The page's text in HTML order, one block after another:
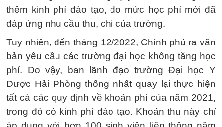
thêm kinh phí đào tạo, do mức học phí mới đã
đáp ứng nhu cầu thu, chi của trường.
Tuy nhiên, đến tháng 12/2022, Chính phủ ra văn
bản yêu cầu các trường đại học không tăng học
phí. Do vậy, ban lãnh đạo trường Đại học Y
Dược Hải Phòng thống nhất quay lại thực hiện
tất cả các quy định về khoản phí của năm 2021,
trong đó có kinh phí đào tạo. Khoản thu này chỉ